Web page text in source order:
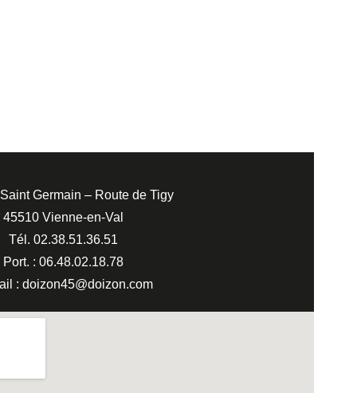
Germain – Route de Tigy
45510 Vienne-en-Val
Tél. 02.38.51.36.51
Port. : 06.48.02.18.78
: doizon45@doizon.com